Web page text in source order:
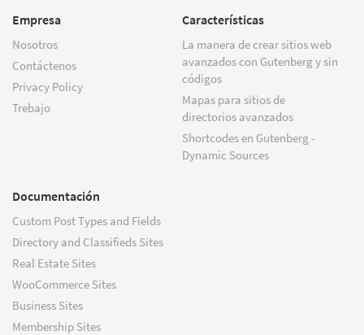
Empresa
Nosotros
Contáctenos
Privacy Policy
Trebajo
Características
La manera de crear sitios web
avanzados con Gutenberg y sin
códigos
Mapas para sitios de
directorios avanzados
Shortcodes en Gutenberg -
Dynamic Sources
Documentación
Custom Post Types and Fields
Directory and Classifieds Sites
Real Estate Sites
WooCommerce Sites
Business Sites
Membership Sites